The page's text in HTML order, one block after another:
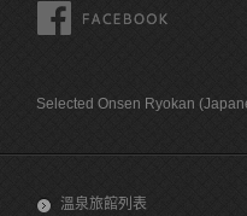
Selected Onsen Ryokan
溫泉旅館列表